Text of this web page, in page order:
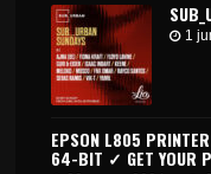
1
EPSON L805 PRINTER
64-BIT ✓ GET YOUR